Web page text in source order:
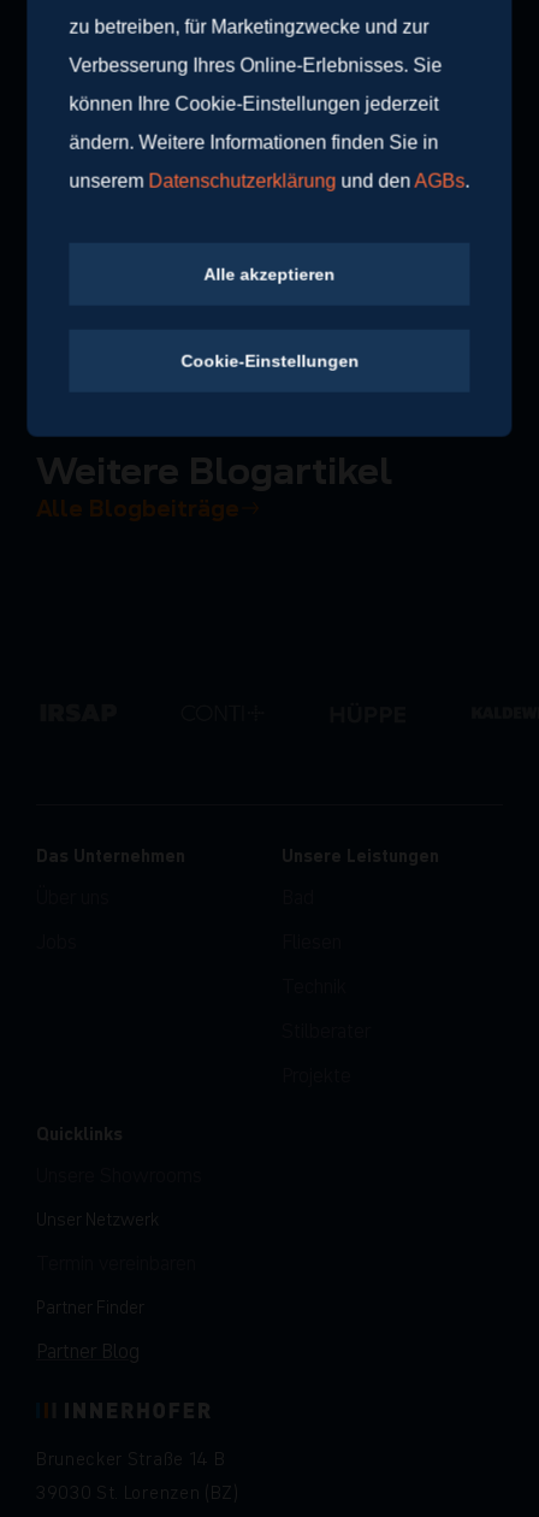
📍Event:Innerhofer x Duravit Hockey-Abend
📅Datum:31.01.2025
🏒Ort:Intercable Arena Bruneck
📷 Foto: Innerhofer + HC Pustertal / Iwan Foppa
#teaminnerhofer
Weitere Blogartikel
Alle Blogbeiträge
Brunecker Straße 14 B
39030 St. Lorenzen (BZ)
Das Unternehmen
Unsere Leistungen
Quicklinks
Unser Netzwerk
Partner Finder
Partner Blog
zu betreiben, für Marketingzwecke und zur
Verbesserung Ihres Online-Erlebnisses. Sie
können Ihre Cookie-Einstellungen jederzeit
ändern. Weitere Informationen finden Sie in
unserem Datenschutzerklärung und denAGBs.
Alle akzeptieren
Cookie-Einstellungen